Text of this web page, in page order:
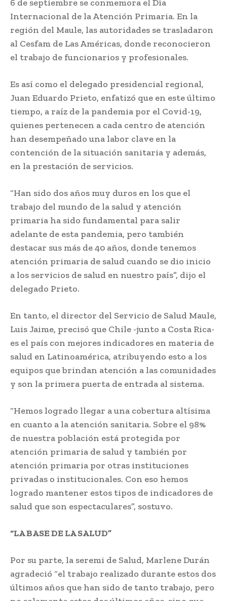
6 de septiembre se conmemora el Día
Internacional de la Atención Primaria. En la
región del Maule, las autoridades se trasladaron
al Cesfam de Las Américas, donde reconocieron
el trabajo de funcionarios y profesionales.
Es así como el delegado presidencial regional,
Juan Eduardo Prieto, enfatizó que en este último
tiempo, a raíz de la pandemia por el Covid-19,
quienes pertenecen a cada centro de atención
han desempeñado una labor clave en la
contención de la situación sanitaria y además,
en la prestación de servicios.
“Han sido dos años muy duros en los que el
trabajo del mundo de la salud y atención
primaria ha sido fundamental para salir
adelante de esta pandemia, pero también
destacar sus más de 40 años, donde tenemos
atención primaria de salud cuando se dio inicio
a los servicios de salud en nuestro país”, dijo el
delegado Prieto.
En tanto, el director del Servicio de Salud Maule,
Luis Jaime, precisó que Chile -junto a Costa Rica-
es el país con mejores indicadores en materia de
salud en Latinoamérica, atribuyendo esto a los
equipos que brindan atención a las comunidades
y son la primera puerta de entrada al sistema.
“Hemos logrado llegar a una cobertura altísima
en cuanto a la atención sanitaria. Sobre el 98%
de nuestra población está protegida por
atención primaria de salud y también por
atención primaria por otras instituciones
privadas o institucionales. Con eso hemos
logrado mantener estos tipos de indicadores de
salud que son espectaculares”, sostuvo.
“LA BASE DE LA SALUD”
Por su parte, la seremi de Salud, Marlene Durán
agradeció “el trabajo realizado durante estos dos
últimos años que han sido de tanto trabajo, pero